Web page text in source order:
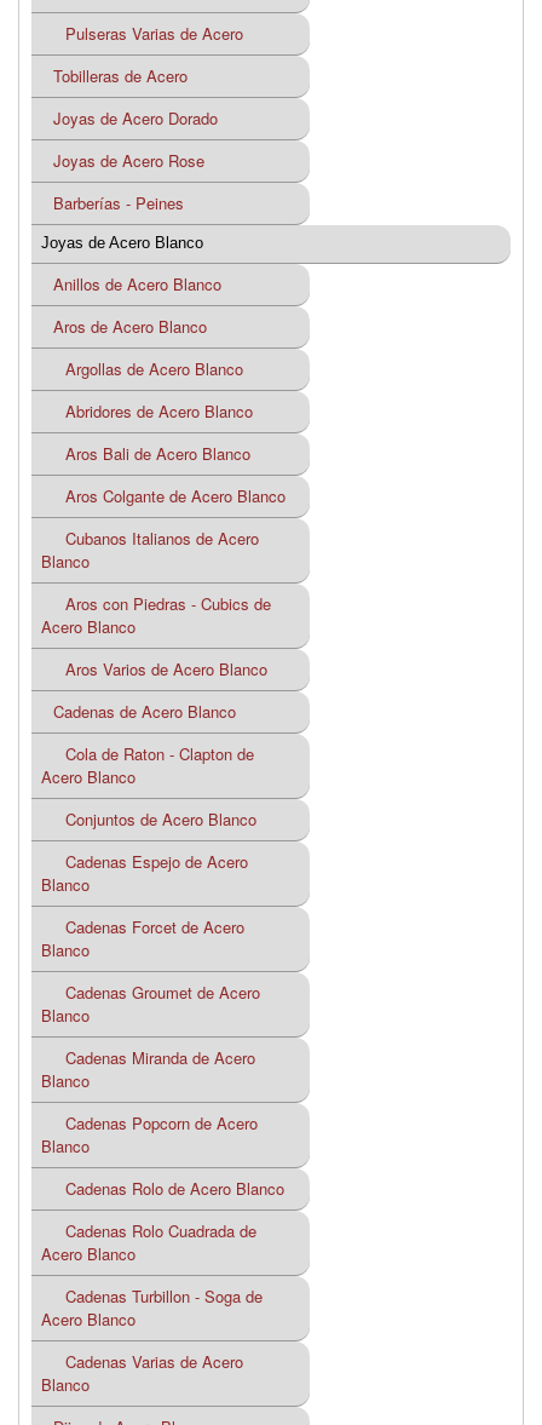
Pulseras Varias de Acero
Tobilleras de Acero
Joyas de Acero Dorado
Joyas de Acero Rose
Barberías - Peines
Joyas de Acero Blanco
Anillos de Acero Blanco
Aros de Acero Blanco
Argollas de Acero Blanco
Abridores de Acero Blanco
Aros Bali de Acero Blanco
Aros Colgante de Acero Blanco
Cubanos Italianos de Acero
Blanco
Aros con Piedras - Cubics de
Acero Blanco
Aros Varios de Acero Blanco
Cadenas de Acero Blanco
Cola de Raton - Clapton de
Acero Blanco
Conjuntos de Acero Blanco
Cadenas Espejo de Acero
Blanco
Cadenas Forcet de Acero
Blanco
Cadenas Groumet de Acero
Blanco
Cadenas Miranda de Acero
Blanco
Cadenas Popcorn de Acero
Blanco
Cadenas Rolo de Acero Blanco
Cadenas Rolo Cuadrada de
Acero Blanco
Cadenas Turbillon - Soga de
Acero Blanco
Cadenas Varias de Acero
Blanco